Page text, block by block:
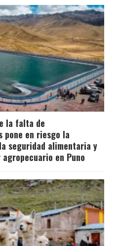
la falta de
pone en riesgo la
seguridad alimentaria y
en Puno